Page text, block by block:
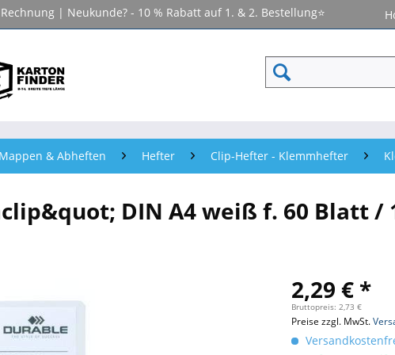
| Neukunde? - 10 % Rabatt auf 1. & 2. Bestellung⭐
& Abheften Hefter Clip-Hefter - Klemmhefter
DIN A4 weiß f. 60 Blatt /
2,29 € *
Bruttopreis: 2,73 €
Preise zzgl. MwSt.